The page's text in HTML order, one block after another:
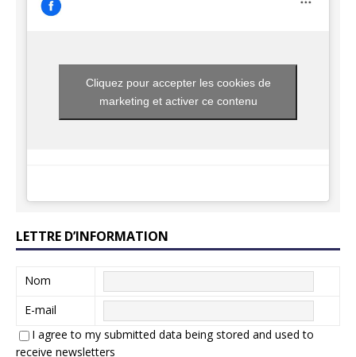
Cliquez pour accepter les cookies de
marketing et activer ce contenu
LETTRE D’INFORMATION
Nom
E-mail
I agree to my submitted data being stored and used to
receive newsletters